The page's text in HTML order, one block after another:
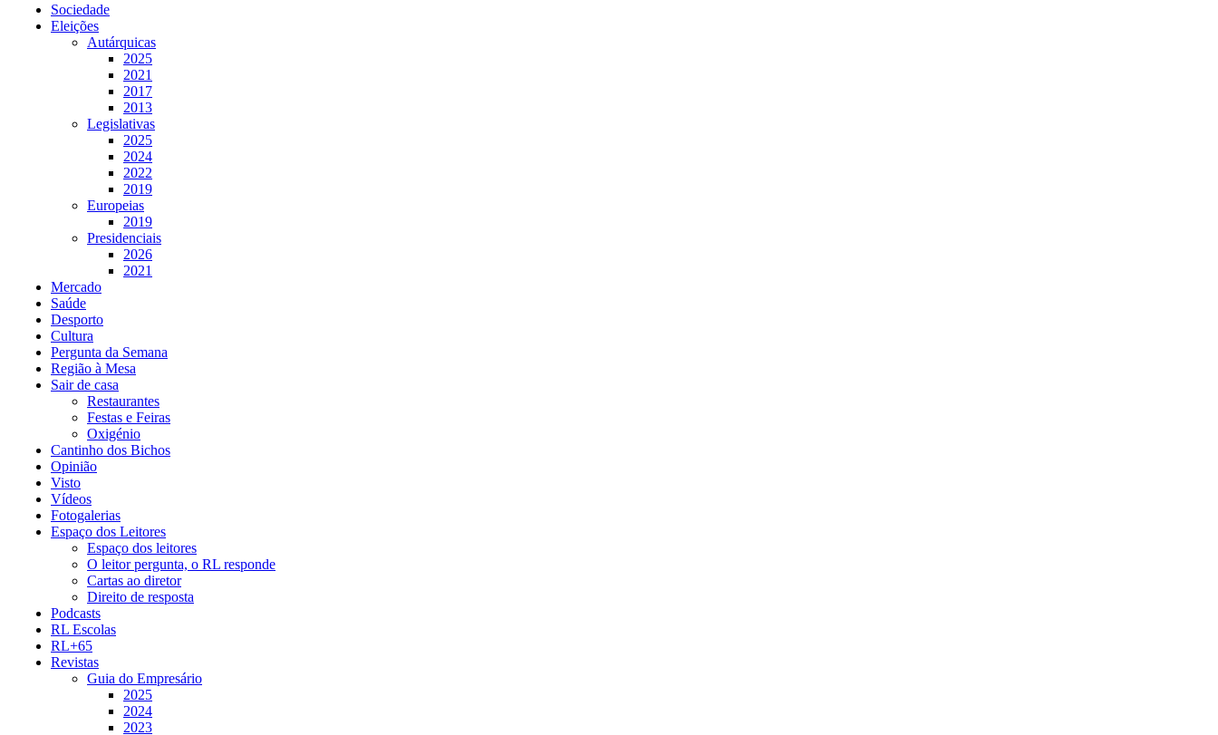
Sociedade
Eleições
Autárquicas
2025
2021
2017
2013
Legislativas
2025
2024
2022
2019
Europeias
2019
Presidenciais
2026
2021
Mercado
Saúde
Desporto
Cultura
Pergunta da Semana
Região à Mesa
Sair de casa
Restaurantes
Festas e Feiras
Oxigénio
Cantinho dos Bichos
Opinião
Visto
Vídeos
Fotogalerias
Espaço dos Leitores
Espaço dos leitores
O leitor pergunta, o RL responde
Cartas ao diretor
Direito de resposta
Podcasts
RL Escolas
RL+65
Revistas
Guia do Empresário
2025
2024
2023